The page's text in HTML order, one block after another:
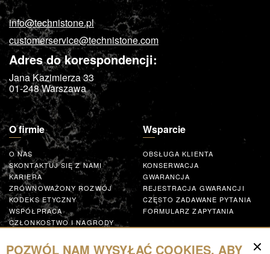
info@technistone.pl
customerservice@technistone.com
Adres do korespondencji:
Jana Kazimierza 33
01-248Warszawa
O firmie
O NAS
SKONTAKTUJ SIĘ Z NAMI
KARIERA
ZRÓWNOWAŻONY ROZWÓJ
KODEKS ETYCZNY
WSPÓŁPRACA
CZŁONKOSTWO I NAGRODY
CONDUCT
Wsparcie
OBSŁUGA KLIENTA
KONSERWACJA
GWARANCJA
REJESTRACJA GWARANCJI
CZĘSTO ZADAWANE PYTANIA
FORMULARZ ZAPYTANIA
POZWÓL NAM WYSYŁAĆ COOKIES, ABY